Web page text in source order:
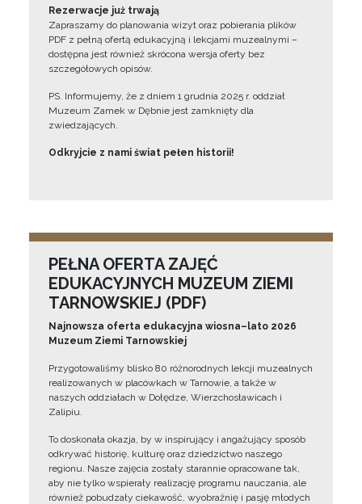
Rezerwacje już trwają
Zapraszamy do planowania wizyt oraz pobierania plików
PDF z pełną ofertą edukacyjną i lekcjami muzealnymi –
dostępna jest również skrócona wersja oferty bez
szczegółowych opisów.
PS. Informujemy, że z dniem 1 grudnia 2025 r. oddział
Muzeum Zamek w Dębnie jest zamknięty dla
zwiedzających.
Odkryjcie z nami świat pełen historii!
PEŁNA OFERTA ZAJĘĆ
EDUKACYJNYCH MUZEUM ZIEMI
TARNOWSKIEJ (PDF)
Najnowsza oferta edukacyjna wiosna–lato 2026
Muzeum Ziemi Tarnowskiej
Przygotowaliśmy blisko 80 różnorodnych lekcji muzealnych
realizowanych w placówkach w Tarnowie, a także w
naszych oddziałach w Dołędze, Wierzchosławicach i
Zalipiu.
To doskonała okazja, by w inspirujący i angażujący sposób
odkrywać historię, kulturę oraz dziedzictwo naszego
regionu. Nasze zajęcia zostały starannie opracowane tak,
aby nie tylko wspierały realizację programu nauczania, ale
również pobudzały ciekawość, wyobraźnię i pasję młodych